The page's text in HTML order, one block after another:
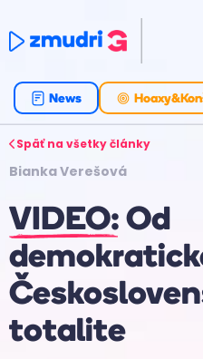
News
Späť na všetky články
Bianka Verešová
VIDEO: Od
totalite